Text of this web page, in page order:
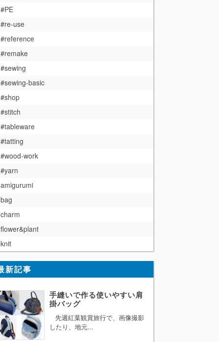
#PE
#re-use
#reference
#remake
#sewing
#sewing-basic
#shop
#stitch
#tableware
#tatting
#wood-work
#yarn
amigurumi
bag
charm
flower&plant
knit
新記事
手縫いで作る使いやすい肩
掛バッグ
先週紅葉観賞旅行で、画像撮影
したり、地元...